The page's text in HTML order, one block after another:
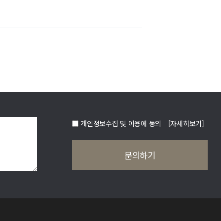
개인정보수집 및 이용에 동의 [자세히보기]